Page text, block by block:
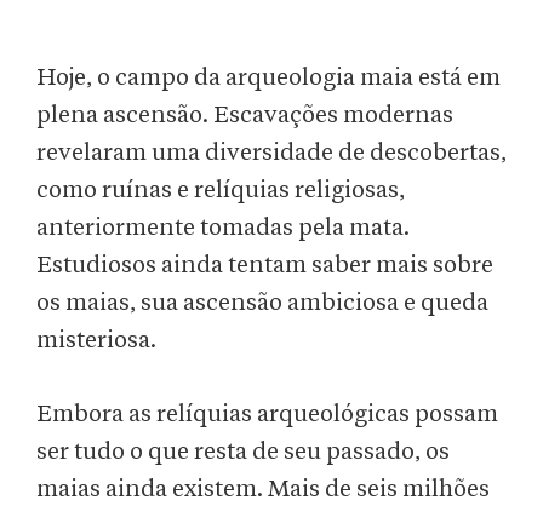
Hoje, o campo da arqueologia maia está em
plena ascensão. Escavações modernas
revelaram uma diversidade de descobertas,
como ruínas e relíquias religiosas,
anteriormente tomadas pela mata.
Estudiosos ainda tentam saber mais sobre
os maias, sua ascensão ambiciosa e queda
misteriosa.
Embora as relíquias arqueológicas possam
ser tudo o que resta de seu passado, os
maias ainda existem. Mais de seis milhões